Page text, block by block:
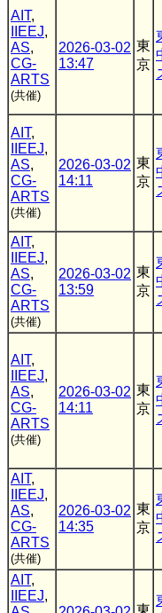
AIT,
IIEEJ,
AS,
CG-
ARTS
(共催)
2026-03-02
13:47
東
京
AIT,
IIEEJ,
AS,
CG-
ARTS
(共催)
2026-03-02
14:11
東
京
AIT,
IIEEJ,
AS,
CG-
ARTS
(共催)
2026-03-02
13:59
東
京
AIT,
IIEEJ,
AS,
CG-
ARTS
(共催)
2026-03-02
14:11
東
京
AIT,
IIEEJ,
AS,
CG-
ARTS
(共催)
2026-03-02
14:35
東
京
AIT,
IIEEJ,
東